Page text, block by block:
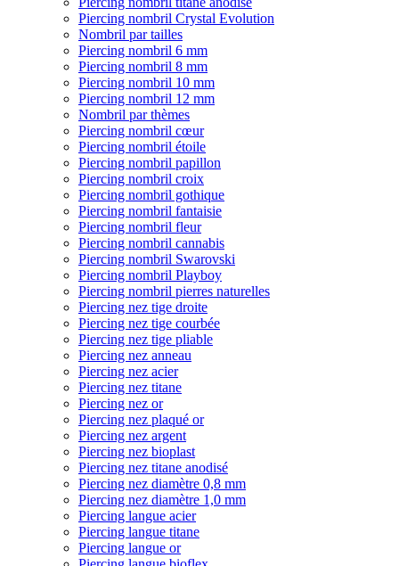
Piercing nombril Crystal Evolution
Nombril par tailles
Piercing nombril 6 mm
Piercing nombril 8 mm
Piercing nombril 10 mm
Piercing nombril 12 mm
Nombril par thèmes
Piercing nombril cœur
Piercing nombril étoile
Piercing nombril papillon
Piercing nombril croix
Piercing nombril gothique
Piercing nombril fantaisie
Piercing nombril fleur
Piercing nombril cannabis
Piercing nombril Swarovski
Piercing nombril Playboy
Piercing nombril pierres naturelles
Piercing nez tige droite
Piercing nez tige courbée
Piercing nez tige pliable
Piercing nez anneau
Piercing nez acier
Piercing nez titane
Piercing nez or
Piercing nez plaqué or
Piercing nez argent
Piercing nez bioplast
Piercing nez titane anodisé
Piercing nez diamètre 0,8 mm
Piercing nez diamètre 1,0 mm
Piercing langue acier
Piercing langue titane
Piercing langue or